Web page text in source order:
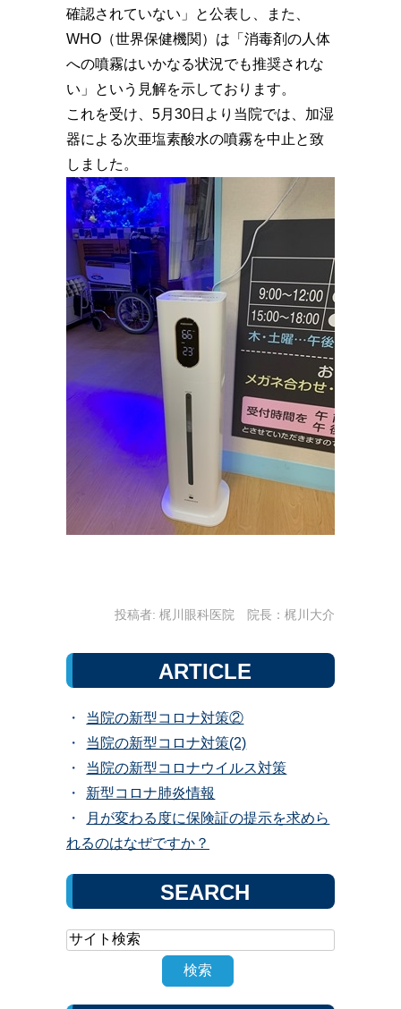
確認されていない」と公表し、また、
WHO（世界保健機関）は「消毒剤の人体
への噴霧はいかなる状況でも推奨されな
い」という見解を示しております。
これを受け、5月30日より当院では、加湿
器による次亜塩素酸水の噴霧を中止と致
しました。
投稿者: 梶川眼科医院 院長：梶川大介
ARTICLE
当院の新型コロナ対策②
当院の新型コロナ対策(2)
当院の新型コロナウイルス対策
新型コロナ肺炎情報
月が変わる度に保険証の提示を求めら
れるのはなぜですか？
SEARCH